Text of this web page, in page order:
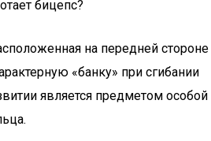
бицепс?
на передней стороне
«банку» при сгибании
является предметом особой